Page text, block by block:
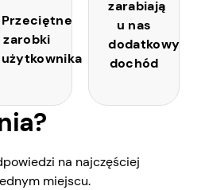
Przeciętne
zarobki
użytkownika
zarabiają
u nas
dodatkowy
dochód
na najczęściej
miejscu.